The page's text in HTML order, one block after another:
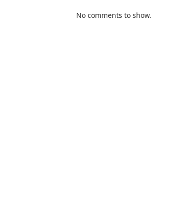
No comments to show.